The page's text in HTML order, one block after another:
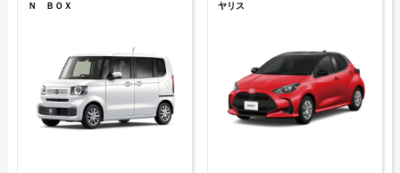
Ｎ ＢＯＸ ヤリス